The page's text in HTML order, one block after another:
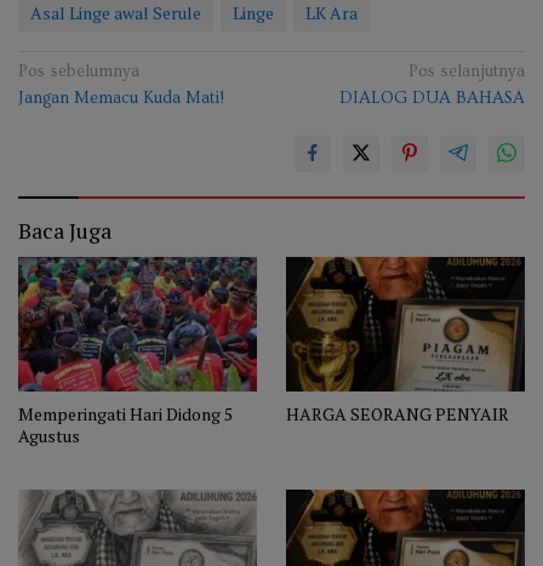
Asal Linge awal Serule Linge LK Ara
Navigasi
pos
Pos sebelumnya
Jangan Memacu Kuda Mati!
Pos selanjutnya
DIALOG DUA BAHASA
Baca Juga
Memperingati Hari Didong 5
Agustus
HARGA SEORANG PENYAIR